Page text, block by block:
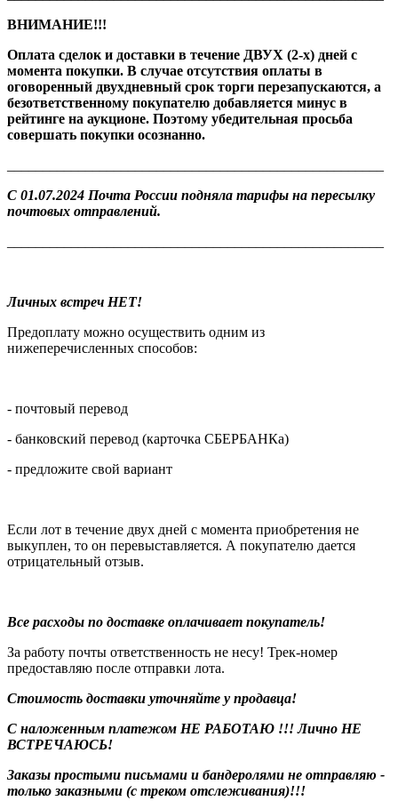
ВНИМАНИЕ!!!
Оплата сделок и доставки в течение ДВУХ (2-х) дней с
момента покупки. В случае отсутствия оплаты в
оговоренный двухдневный срок торги перезапускаются, а
безответственному покупателю добавляется минус в
рейтинге на аукционе. Поэтому убедительная просьба
совершать покупки осознанно.
С 01.07.2024 Почта России подняла тарифы на пересылку
почтовых отправлений.
Личных встреч НЕТ!
Предоплату можно осуществить одним из
нижеперечисленных способов:
- почтовый перевод
- банковский перевод (карточка СБЕРБАНКа)
- предложите свой вариант
Если лот в течение двух дней с момента приобретения не
выкуплен, то он перевыставляется. А покупателю дается
отрицательный отзыв.
Все расходы по доставке оплачивает покупатель!
За работу почты ответственность не несу! Трек-номер
предоставляю после отправки лота.
Стоимость доставки уточняйте у продавца!
С наложенным платежом НЕ РАБОТАЮ !!! Лично НЕ
ВСТРЕЧАЮСЬ!
Заказы простыми письмами и бандеролями не отправляю -
только заказными (с треком отслеживания)!!!